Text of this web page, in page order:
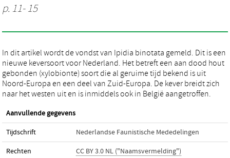
p. 11- 15
In dit artikel wordt de vondst van Ipidia binotata gemeld. Dit is een
nieuwe keversoort voor Nederland. Het betreft een aan dood hout
gebonden (xylobionte) soort die al geruime tijd bekend is uit
Noord-Europa en een deel van Zuid-Europa. De kever breidt zich
naar het westen uit en is inmiddels ook in België aangetroffen.
Aanvullende gegevens
Tijdschrift Nederlandse Faunistische Mededelingen
Rechten CC BY 3.0 NL ("Naamsvermelding")